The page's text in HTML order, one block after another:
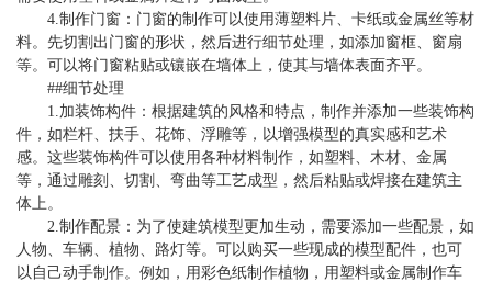
4.制作门窗：门窗的制作可以使用薄塑料片、卡纸或金属丝等材
料。先切割出门窗的形状，然后进行细节处理，如添加窗框、窗扇
等。可以将门窗粘贴或镶嵌在墙体上，使其与墙体表面齐平。
##细节处理
1.加装饰构件：根据建筑的风格和特点，制作并添加一些装饰构
件，如栏杆、扶手、花饰、浮雕等，以增强模型的真实感和艺术
感。这些装饰构件可以使用各种材料制作，如塑料、木材、金属
等，通过雕刻、切割、弯曲等工艺成型，然后粘贴或焊接在建筑主
体上。
2.制作配景：为了使建筑模型更加生动，需要添加一些配景，如
人物、车辆、植物、路灯等。可以购买一些现成的模型配件，也可
以自己动手制作。例如，用彩色纸制作植物，用塑料或金属制作车